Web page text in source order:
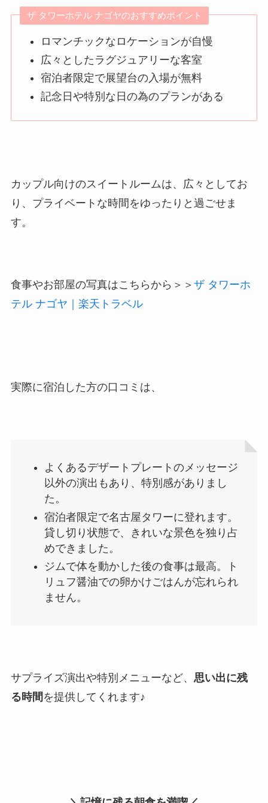
ザ タワーホテル ナゴヤのおすすめポイント
ロマンチックなロケーションが自慢
広々としたラグジュアリーな客室
宿泊者限定で展望台の入場が無料
記念日や特別な日の為のプランがある
カップル向けのスイートルームは、広々としてお
り、プライベートな時間をゆったりと過ごせま
す。
食事やお部屋の写真はこちらから＞＞ ザ タワーホ
テル ナゴヤ｜楽天トラベル
実際に宿泊した方の口コミは、
よくあるデザートプレートのメッセージ
以外の演出もあり、特別感がありまし
た。
宿泊者限定で名古屋タワーに登れます。
貸し切り状態で、きれいな景色を独り占
めできました。
ジムで体を動かした後の食事は最高。ト
リュフ醤油での卵かけごはんが忘れられ
ません。
サプライズ演出や特別メニューなど、 思い出に残
る時間 を提供してくれます♪